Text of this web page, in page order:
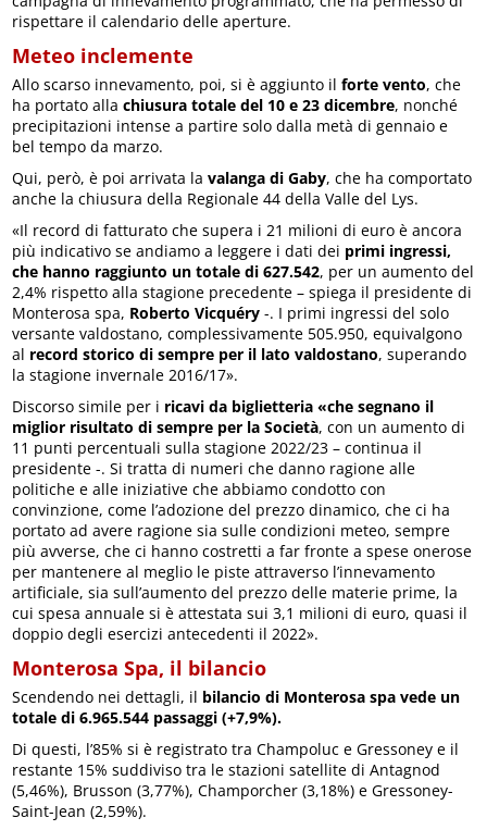
rispettare il calendario delle aperture.
Meteo inclemente
Allo scarso innevamento, poi, si è aggiunto ilforte vento, che
ha portato allachiusura totale del 10 e 23 dicembre, nonché
precipitazioni intense a partire solo dalla metà di gennaio e
bel tempo da marzo.
Qui, però, è poi arrivata lavalanga di Gaby, che ha comportato
anche la chiusura della Regionale 44 della Valle del Lys.
«Il record di fatturato che supera i 21 milioni di euro è ancora
più indicativo se andiamo a leggere i dati dei primi ingressi,
che hanno raggiunto un totale di 627.542, per un aumento del
2,4% rispetto alla stagione precedente – spiega il presidente di
Monterosa spa, Roberto Vicquéry -. I primi ingressi del solo
versante valdostano, complessivamente 505.950, equivalgono
al record storico di sempre per il lato valdostano, superando
la stagione invernale 2016/17».
Discorso simile per i ricavi da biglietteria «che segnano il
miglior risultato di sempre per la Società, con un aumento di
11 punti percentuali sulla stagione 2022/23 – continua il
presidente -. Si tratta di numeri che danno ragione alle
politiche e alle iniziative che abbiamo condotto con
convinzione, come l’adozione del prezzo dinamico, che ci ha
portato ad avere ragione sia sulle condizioni meteo, sempre
più avverse, che ci hanno costretti a far fronte a spese onerose
per mantenere al meglio le piste attraverso l’innevamento
artificiale, sia sull’aumento del prezzo delle materie prime, la
cui spesa annuale si è attestata sui 3,1 milioni di euro, quasi il
doppio degli esercizi antecedenti il 2022».
Monterosa Spa, il bilancio
Scendendo nei dettagli, il bilancio di Monterosa spa vede un
totale di 6.965.544 passaggi (+7,9%).
Di questi, l’85% si è registrato tra Champoluc e Gressoney e il
restante 15% suddiviso tra le stazioni satellite di Antagnod
(5,46%), Brusson (3,77%), Champorcher (3,18%) e Gressoney-
Saint-Jean (2,59%).